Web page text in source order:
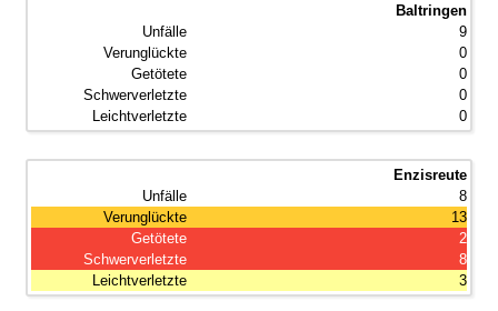
Baltringen
9
0
0
0
0
Enzisreute
8
13
2
8
3